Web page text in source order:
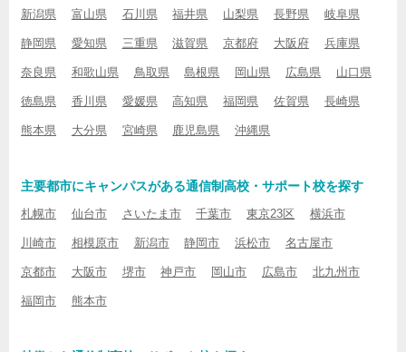
新潟県 富山県 石川県 福井県 山梨県 長野県 岐阜県
静岡県 愛知県 三重県 滋賀県 京都府 大阪府 兵庫県
奈良県 和歌山県 鳥取県 島根県 岡山県 広島県 山口県
徳島県 香川県 愛媛県 高知県 福岡県 佐賀県 長崎県
熊本県 大分県 宮崎県 鹿児島県 沖縄県
主要都市にキャンパスがある通信制高校・サポート校を探す
札幌市 仙台市 さいたま市 千葉市 東京23区 横浜市
川崎市 相模原市 新潟市 静岡市 浜松市 名古屋市
京都市 大阪市 堺市 神戸市 岡山市 広島市 北九州市
福岡市 熊本市